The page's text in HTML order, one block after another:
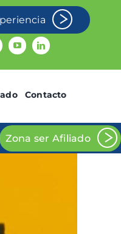
Contacto
Zona ser Afiliado